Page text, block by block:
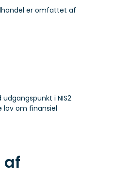
er omfattet af
i NIS2
lov om finansiel
af